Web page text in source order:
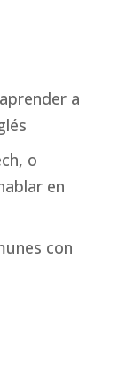
a
o
en
con